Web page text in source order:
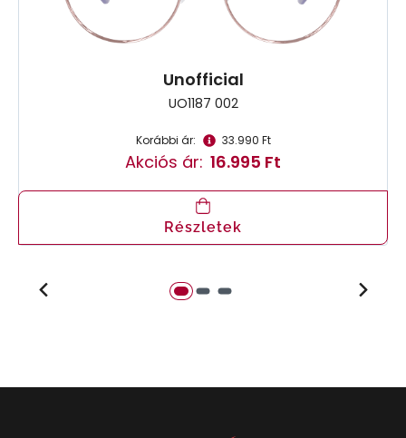
Unofficial
UO1187 002
Korábbi ár: 33.990 Ft
Akciós ár: 16.995 Ft
Részletek